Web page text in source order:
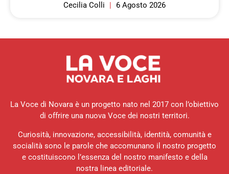
Cecilia Colli 6 Agosto 2026
La Voce di Novara è un progetto nato nel 2017 con l’obiettivo
di offrire una nuova Voce dei nostri territori.
Curiosità, innovazione, accessibilità, identità, comunità e
socialità sono le parole che accomunano il nostro progetto
e costituiscono l’essenza del nostro manifesto e della
nostra linea editoriale.